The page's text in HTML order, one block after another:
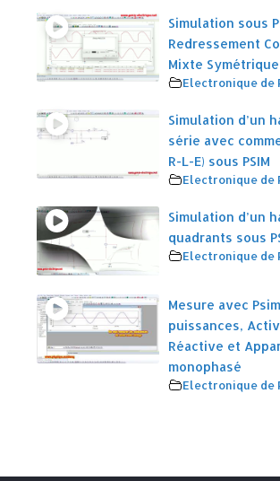
Simulation sous
Redressement
Mixte Symétrique
Electronique de
Simulation d’un
série avec
R-L-E) sous PSIM
Electronique de
Simulation d’un
quadrants sous
Electronique de
Mesure avec
puissances,
Réactive et
monophasé
Electronique de